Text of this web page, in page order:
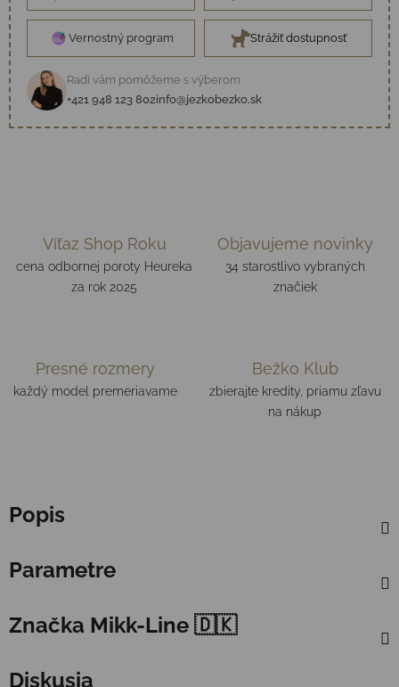
Vernostný program Strážiť dostupnosť
Radi vám pomôžeme s výberom
+421 948 123 802info@jezkobezko.sk
Víťaz Shop Roku
cena odbornej poroty Heureka
za rok 2025
Objavujeme novinky
34 starostlivo vybraných
značiek
Presné rozmery
každý model premeriavame
Bežko Klub
zbierajte kredity, priamu zľavu
na nákup
Popis
Parametre
Značka Mikk-Line 🇩🇰
Diskusia